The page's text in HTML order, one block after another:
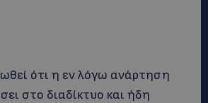
ότι η εν λόγω ανάρτηση
στο διαδίκτυο και ήδη